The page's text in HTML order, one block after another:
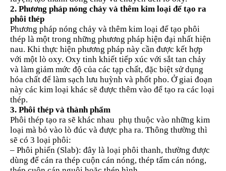
2. Phương pháp nóng chảy và thêm kim loại để tạo ra
phôi thép
Phương pháp nóng chảy và thêm kim loại để tạo phôi
thép là một trong những phương pháp hiện đại nhất hiện
nau. Khi thực hiện phương pháp này cần được kết hợp
với một lò oxy. Oxy tinh khiết tiếp xúc với sắt tan chảy
và làm giảm mức độ của các tạp chất, đặc biệt sử dụng
hóa chất để làm sạch lưu huỳnh và phốt pho. Ở giai đoạn
này các kim loại khác sẽ được thêm vào để tạo ra các loại
thép.
3. Phôi thép và thành phẩm
Phôi thép tạo ra sẽ khác nhau phụ thuộc vào những kim
loại mà bỏ vào lò đúc và được pha ra. Thông thường thì
sẽ có 3 loại phôi:
– Phôi phiến (Slab): đây là loại phôi thanh, thường được
dùng để cán ra thép cuộn cán nóng, thép tấm cán nóng,